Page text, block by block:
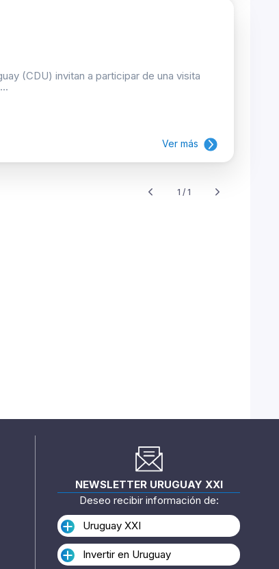
(CDU) invitan a participar de una visita
Ver más
1 / 1
NEWSLETTER URUGUAY XXI
Deseo recibir información de:
Uruguay XXI
Invertir en Uruguay